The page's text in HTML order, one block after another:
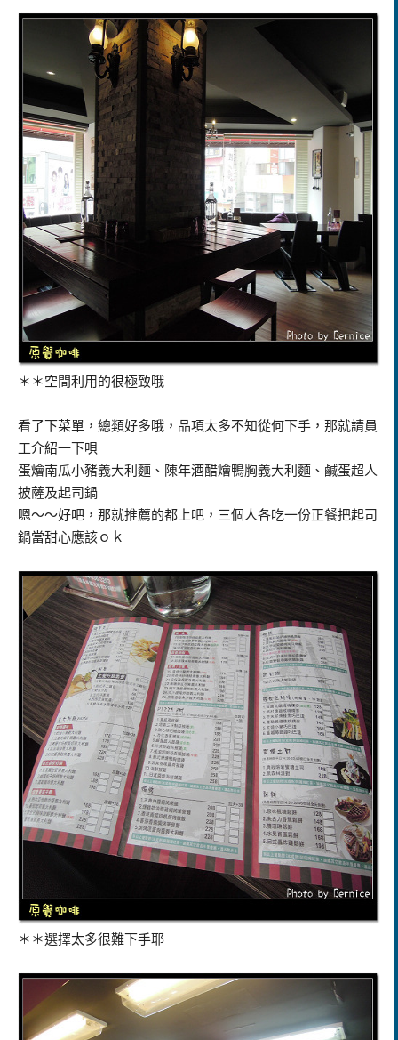
＊＊空間利用的很極致哦
看了下菜單，總類好多哦，品項太多不知從何下手，那就請員
工介紹一下唄
蛋燴南瓜小豬義大利麵、陳年酒醋燴鴨胸義大利麵、鹹蛋超人
披薩及起司鍋
嗯～～好吧，那就推薦的都上吧，三個人各吃一份正餐把起司
鍋當甜心應該ｏｋ
＊＊選擇太多很難下手耶